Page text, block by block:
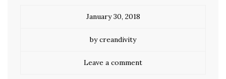
January 30, 2018
by creandivity
Leave a comment